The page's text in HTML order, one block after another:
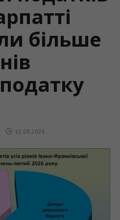
більше
12.03.2026